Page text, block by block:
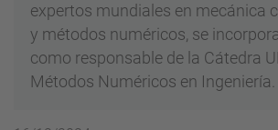
expertos mundiales en mecánica
y métodos numéricos, se
como responsable de la Cátedra
Métodos Numéricos en Ingeniería.